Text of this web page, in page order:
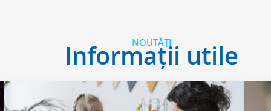
NOUTĂȚI
Informații utile